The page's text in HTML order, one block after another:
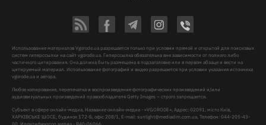
Использование материалов Vgorode.ua разрешается только при условии прямой и открытой для поисковых
систем гиперссылки на сайт vgorode.ua. Гиперссылка обязательна вне зависимости от полного либо
частичного цитирования. Она должна быть размещена в подзаголовке или в первом абзаце и вести на
цитируемый материал. Использование фотографий и видео разрешается при условии указания источника
vgorode.ua и автора.
Любое копирование, перепечатка и воспроизведение фотографических произведений и/или
аудиовизуальных произведений правообладателя Getty Images – строго запрещается.
Субъект в сфере онлайн-медиа, Название онлайн-медиа - «VGORODE», Адрес: 02091, місто Київ,
ХАРКІВСЬКЕ ШОСЕ, будинок 172-Б, офіс 208/1, E-mail:sunlight@mediadim.com.ua , Телефон: 044-205-43-
00, Идентификатор медиа - R40-06066